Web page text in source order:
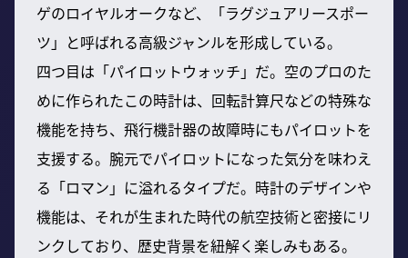
ゲのロイヤルオークなど、「ラグジュアリースポー
ツ」と呼ばれる高級ジャンルを形成している。
四つ目は「パイロットウォッチ」だ。空のプロのた
めに作られたこの時計は、回転計算尺などの特殊な
機能を持ち、飛行機計器の故障時にもパイロットを
支援する。腕元でパイロットになった気分を味わえ
る「ロマン」に溢れるタイプだ。時計のデザインや
機能は、それが生まれた時代の航空技術と密接にリ
ンクしており、歴史背景を紐解く楽しみもある。